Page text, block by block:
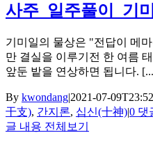
사주_일주풀이_기
기미일의 물상은 "전답이 메
만 결실을 이루기전 한 여름
앞둔 밭을 연상하면 됩니다.
By kwondang|2021-07-
干支), 간지론, 십신(十神)|0 댓
글 내용 전체보기